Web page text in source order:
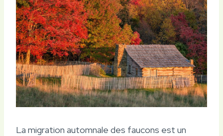
La migration automnale des faucons est un